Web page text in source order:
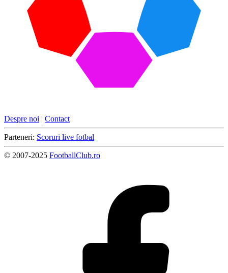
Despre noi | Contact
Parteneri: Scoruri live fotbal
© 2007-2025 FootballClub.ro